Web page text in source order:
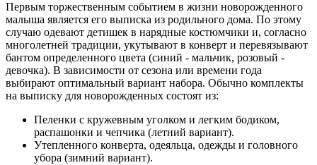
Первым торжественным событием в жизни новорожденного
малыша является его выписка из родильного дома. По этому
случаю одевают детишек в нарядные костюмчики и, согласно
многолетней традиции, укутывают в конверт и перевязывают
бантом определенного цвета (синий - мальчик, розовый -
девочка). В зависимости от сезона или времени года
выбирают оптимальный вариант набора. Обычно комплекты
на выписку для новорожденных состоят из:
Пеленки с кружевным уголком и легким бодиком,
распашонки и чепчика (летний вариант).
Утепленного конверта, одеяльца, одежды и головного
убора (зимний вариант).